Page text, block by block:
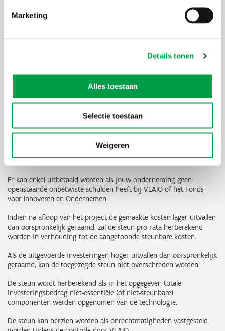
Marketing
Details tonen
Alles toestaan
Selectie toestaan
Weigeren
Je vraagt ten laatste twaalf maanden na beëindiging van het
het bewijs van activering: de afschrijvingstabellenENeen
uittreksel uit de grootboekrekeningen
een bankafschrift als bewijs van betaling
investeringen op bij de digitale uitbetalingsaanvraag.
VLAIO controleert elke uitbetalingsaanvraag met de bijhorende
bewijsstukken en kan bijkomende informatie opvragen.
Er kan enkel uitbetaald worden als jouw onderneming geen
openstaande onbetwiste schulden heeft bij VLAIO of het Fonds
voor Innoveren en Ondernemen.
Indien na afloop van het project de gemaakte kosten lager uitvallen
dan oorspronkelijk geraamd, zal de steun pro rata herberekend
worden in verhouding tot de aangetoonde steunbare kosten.
Als de uitgevoerde investeringen hoger uitvallen dan oorspronkelijk
geraamd, kan de toegezegde steun niet overschreden worden.
De steun wordt herberekend als in het opgegeven totale
investeringsbedrag niet-essentiële (of niet-steunbare)
componenten werden opgenomen van de technologie.
De steun kan herzien worden als onrechtmatigheden vastgesteld